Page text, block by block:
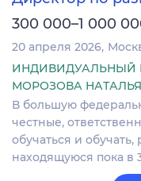
300 000–1 000
20 апреля 2026
ИНДИВИДУАЛЬНЫЙ
МОРОЗОВА
В большую
честные,
обучаться и
находящуюся пока в